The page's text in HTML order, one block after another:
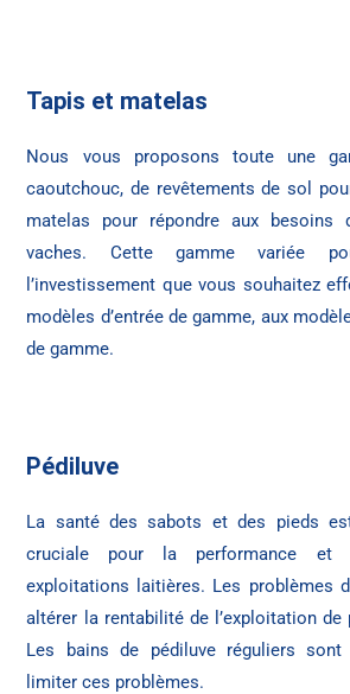
Tapis et matelas
Nous vous proposons toute une
caoutchouc, de revêtements de sol
matelas pour répondre aux
vaches. Cette gamme variée
l’investissement que vous souhaitez
modèles d’entrée de gamme, aux
de gamme.
Pédiluve
La santé des sabots et des pieds
cruciale pour la performance et
exploitations laitières. Les problèmes
altérer la rentabilité de l’exploitation de
Les bains de pédiluve réguliers
limiter ces problèmes.